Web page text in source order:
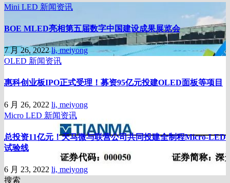
Mini LED 新闻资讯
BOE MLED亮相第五届数字中国建设成果展览会
7 月 26, 2022li, meiyong
OLED 新闻资讯
惠科创业板IPO正式受理！募资95亿元投建OLED面板等项目
6 月 26, 2022 li, meiyong
Micro LED 新闻资讯
总投资11亿元！天马微与联营公司共同投建全制程Micro-LED
试验线
6 月 23, 2022 li, meiyong
搜索